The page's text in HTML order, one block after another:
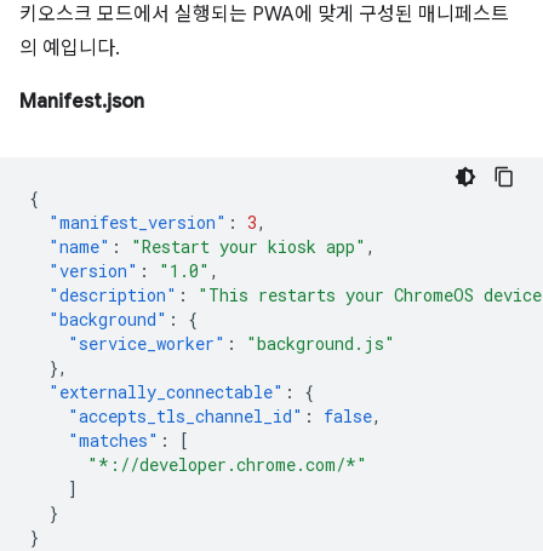
키오스크 모드에서 실행되는 PWA에 맞게 구성된 매니페스트
의 예입니다.
Manifest.json
{
"manifest_version" : 3,
"name" : "Restart your kiosk app" ,
"version" : "1.0" ,
"description" :
"This restarts your ChromeOS
"background" :
{
"service_worker" :
"background.js"
},
"externally_connectable" :
{
"accepts_tls_channel_id" : false,
"matches" :
[
"*://developer.chrome.com/*"
]
}
}